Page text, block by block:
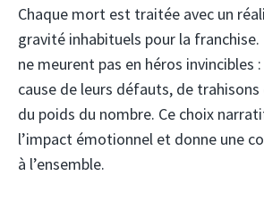
Chaque mort est traitée avec un
gravité inhabituels pour la franchise.
ne meurent pas en héros invincibles
cause de leurs défauts, de
du poids du nombre. Ce choix
l’impact émotionnel et donne une
à l’ensemble.